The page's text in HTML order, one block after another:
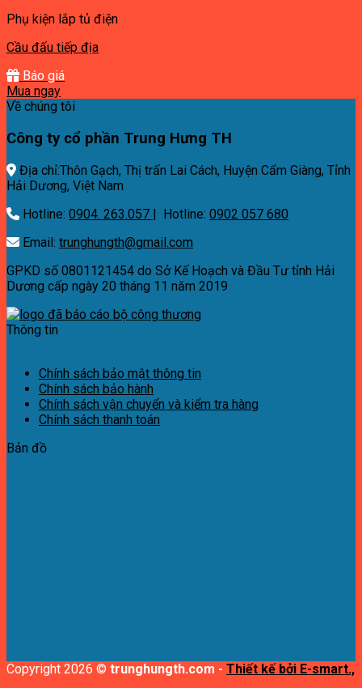
Phụ kiện lắp tủ điện
Cầu đấu tiếp địa
Báo giá
Mua ngay
Về chúng tôi
Công ty cổ phần Trung Hưng TH
Địa chỉ:Thôn Gạch, Thị trấn Lai Cách, Huyện Cẩm Giàng, Tỉnh
Hải Dương, Việt Nam
Hotline: 0904. 263.057 | Hotline: 0902 057 680
Email: trunghungth@gmail.com
GPKD số 0801121454 do Sở Kế Hoạch và Đầu Tư tỉnh Hải
Dương cấp ngày 20 tháng 11 năm 2019
Thông tin
Chính sách bảo mật thông tin
Chính sách bảo hành
Chính sách vận chuyển và kiểm tra hàng
Chính sách thanh toán
Bản đồ
Copyright 2026 © trunghungth.com - Thiết kế bởi E-smart.,